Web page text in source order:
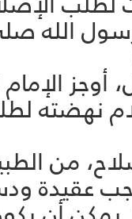
الله
أوجز
نهضته
من
عقيدة